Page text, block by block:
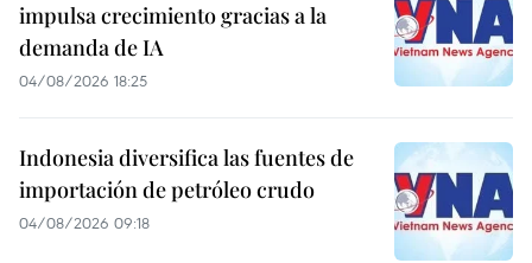
impulsa crecimiento gracias a la
demanda de IA
04/08/2026 18:25
Indonesia diversifica las fuentes de
importación de petróleo crudo
04/08/2026 09:18